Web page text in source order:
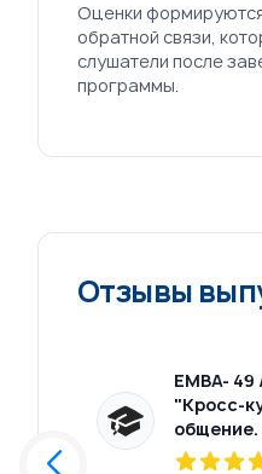
Оценки
обратной связи,
слушатели после
программы.
Отзывы
ЕМВА- 49
"Кросс-